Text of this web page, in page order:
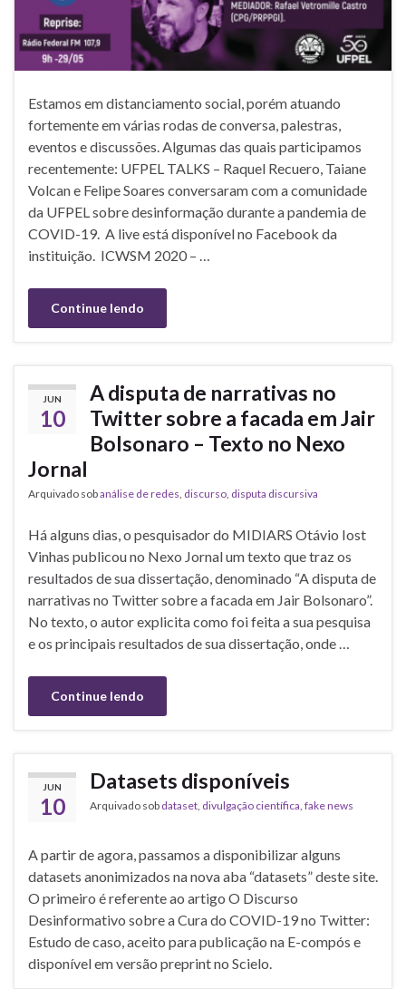
Estamos em distanciamento social, porém atuando
fortemente em várias rodas de conversa, palestras,
eventos e discussões. Algumas das quais participamos
recentemente: UFPEL TALKS – Raquel Recuero, Taiane
Volcan e Felipe Soares conversaram com a comunidade
da UFPEL sobre desinformação durante a pandemia de
COVID-19. A live está disponível no Facebook da
instituição. ICWSM 2020 – …
Continue lendo
JUN
10
A disputa de narrativas no
Twitter sobre a facada em Jair
Bolsonaro – Texto no Nexo
Jornal
Arquivado sobanálise de redes, discurso, disputa discursiva
Há alguns dias, o pesquisador do MIDIARS Otávio Iost
Vinhas publicou no Nexo Jornal um texto que traz os
resultados de sua dissertação, denominado “A disputa de
narrativas no Twitter sobre a facada em Jair Bolsonaro”.
No texto, o autor explicita como foi feita a sua pesquisa
e os principais resultados de sua dissertação, onde …
Continue lendo
JUN
10
Datasets disponíveis
Arquivado sob dataset, divulgação científica, fake news
A partir de agora, passamos a disponibilizar alguns
datasets anonimizados na nova aba “datasets” deste site.
O primeiro é referente ao artigo O Discurso
Desinformativo sobre a Cura do COVID-19 no Twitter:
Estudo de caso, aceito para publicação na E-compós e
disponível em versão preprint no Scielo.